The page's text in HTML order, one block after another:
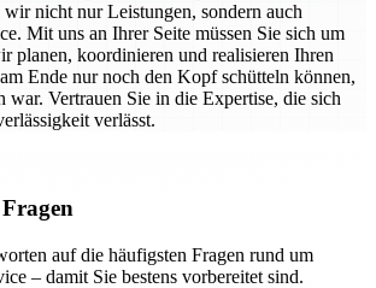
nicht nur Leistungen, sondern auch
Mit uns an Ihrer Seite müssen Sie sich um
planen, koordinieren und realisieren Ihren
Ende nur noch den Kopf schütteln können,
war. Vertrauen Sie in die Expertise, die sich
verlässt.
auf die häufigsten Fragen rund um
– damit Sie bestens vorbereitet sind.